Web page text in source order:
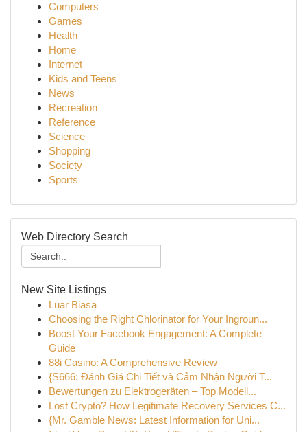
Computers
Games
Health
Home
Internet
Kids and Teens
News
Recreation
Reference
Science
Shopping
Society
Sports
Web Directory Search
New Site Listings
Luar Biasa
Choosing the Right Chlorinator for Your Ingroun...
Boost Your Facebook Engagement: A Complete
Guide
88i Casino: A Comprehensive Review
{S666: Đánh Giá Chi Tiết và Cảm Nhận Người T...
Bewertungen zu Elektrogeräten – Top Modell...
Lost Crypto? How Legitimate Recovery Services C...
{Mr. Gamble News: Latest Information for Uni...